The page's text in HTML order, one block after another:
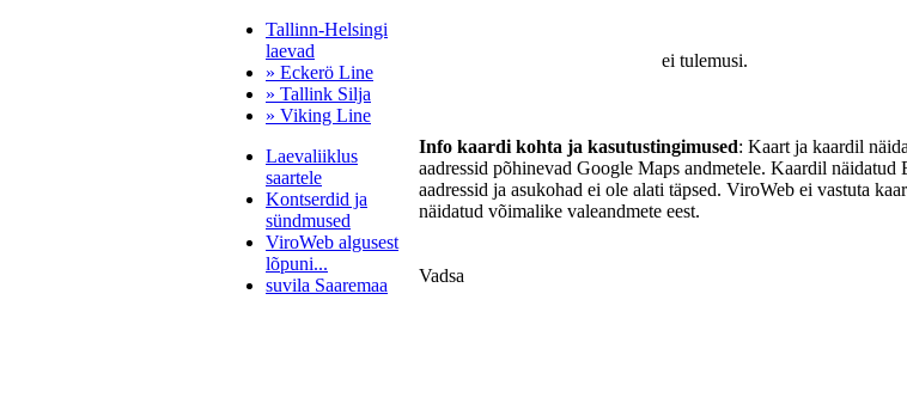
Tallinn-Helsingi
laevad
» Eckerö Line
» Tallink Silja
» Viking Line
Laevaliiklus
saartele
Kontserdid ja
sündmused
ViroWeb algusest
lõpuni...
suvila Saaremaa
ei tulemusi.
Info kaardi kohta ja kasutustingimused: Kaart ja kaardil
aadressid põhinevad Google Maps andmetele. Kaardil näidatud
aadressid ja asukohad ei ole alati täpsed. ViroWeb ei vastuta
näidatud võimalike valeandmete eest.
Vadsa